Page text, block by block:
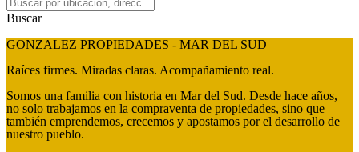
Buscar
GONZALEZ PROPIEDADES - MAR DEL SUD
Raíces firmes. Miradas claras. Acompañamiento real.
Somos una familia con historia en Mar del Sud. Desde hace años,
no solo trabajamos en la compraventa de propiedades, sino que
también emprendemos, crecemos y apostamos por el desarrollo de
nuestro pueblo.